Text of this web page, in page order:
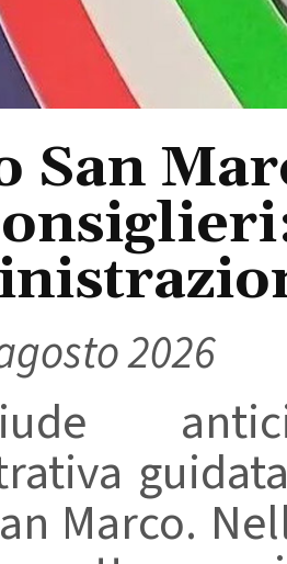
San
2026
Marco.